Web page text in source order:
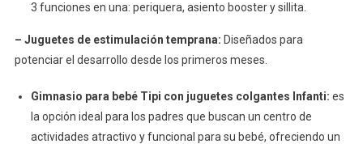
3 funciones en una: periquera, asiento booster y sillita.
– Juguetes de estimulación temprana: Diseñados para
potenciar el desarrollo desde los primeros meses.
Gimnasio para bebé Tipi con juguetes colgantes Infanti: es
la opción ideal para los padres que buscan un centro de
actividades atractivo y funcional para su bebé, ofreciendo un